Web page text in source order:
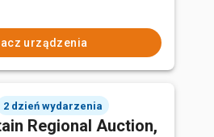
urządzenia
2 dzień wydarzenia
Regional Auction,